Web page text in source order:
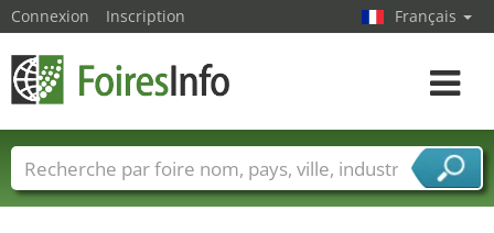
Connexion Inscription Français
Toggle
Foire noms Pays Villes
Secteurs de foire